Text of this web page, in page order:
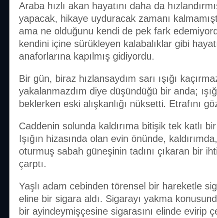
Araba hızlı akan hayatını daha da
yapacak, hikaye uyduracak zamanı
ama ne olduğunu kendi de pek fark
kendini içine sürükleyen kalabalıklar gibi
anaforlarına kapılmış gidiyordu.
Bir gün, biraz hızlansaydım sarı ışığı
yakalanmazdım diye düşündüğü bir anda;
beklerken eski alışkanlığı nüksetti. Etrafını
Caddenin solunda kaldırıma bitişik tek katlı
Işığın hizasında olan evin önünde,
oturmuş sabah güneşinin tadını çıkaran bir
çarptı.
Yaşlı adam cebinden törensel bir hareketle
eline bir sigara aldı. Sigarayı yakma
bir ayindeymişçesine sigarasını elinde evirip